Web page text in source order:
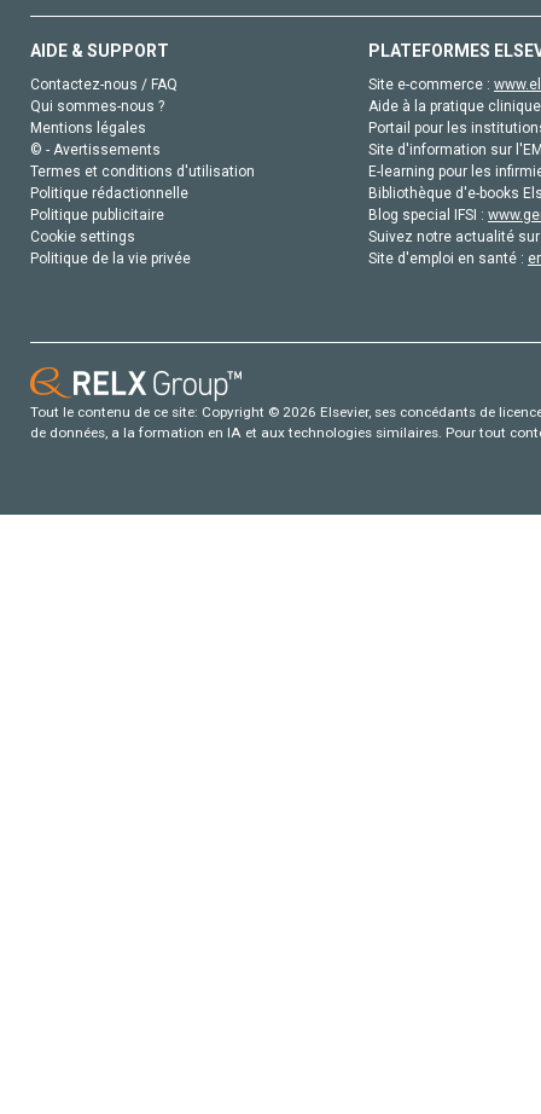
AIDE & SUPPORT
Contactez-nous / FAQ
Qui sommes-nous ?
Mentions légales
© - Avertissements
Termes et conditions d'utilisation
Politique rédactionnelle
Politique publicitaire
Cookie settings
Politique de la vie privée
PLATEFORMES
Site e-commerce :
Aide à la pratique
Portail pour les
Site d'information sur
E-learning pour les
Bibliothèque d'e-books
Blog special IFSI :
Suivez notre actualité
Site d'emploi en santé :
Tout le contenu de ce site: Copyright © 2026 Elsevier, ses concédants de
de données, a la formation en IA et aux technologies similaires. Pour tout